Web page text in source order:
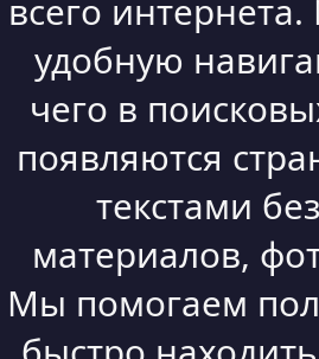
всего
удобную
чего в
появляются
текстами
материалов,
Мы помогаем